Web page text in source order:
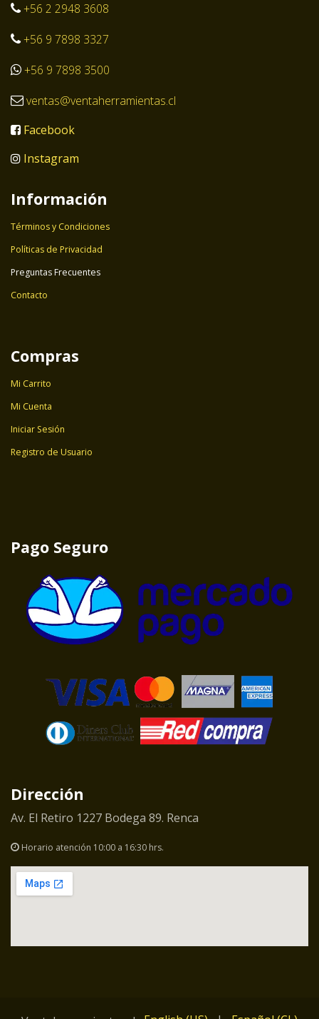
+56 2 2948 3608
+56 9 7898 3327
+56 9 7898 3500
ventas@ventaherramientas.cl
Facebook
Instagram
Información
Términos y Condiciones
Políticas de Privacidad
Preguntas Frecuentes
Contacto
Compras
Mi Carrito
Mi Cuenta
Iniciar Sesión
Registro de Usuario
Pago Seguro
Dirección
Av. El Retiro 1227 Bodega 89. Renca
Horario atención 10:00 a 16:30 hrs.